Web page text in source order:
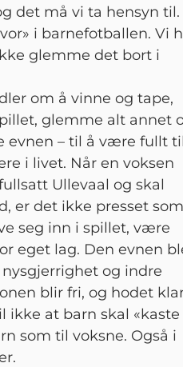
det må vi ta hensyn til.
i barnefotballen. Vi
glemme det bort i
om å vinne og tape,
glemme alt annet
evnen – til å være fullt til
i livet. Når en voksen
Ullevaal og skal
er det ikke presset som
seg inn i spillet, være
eget lag. Den evnen
og indre
blir fri, og hodet
ikke at barn skal «kaste
som til voksne. Også i